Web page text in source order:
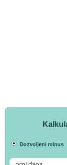
Dozvoljeni minus